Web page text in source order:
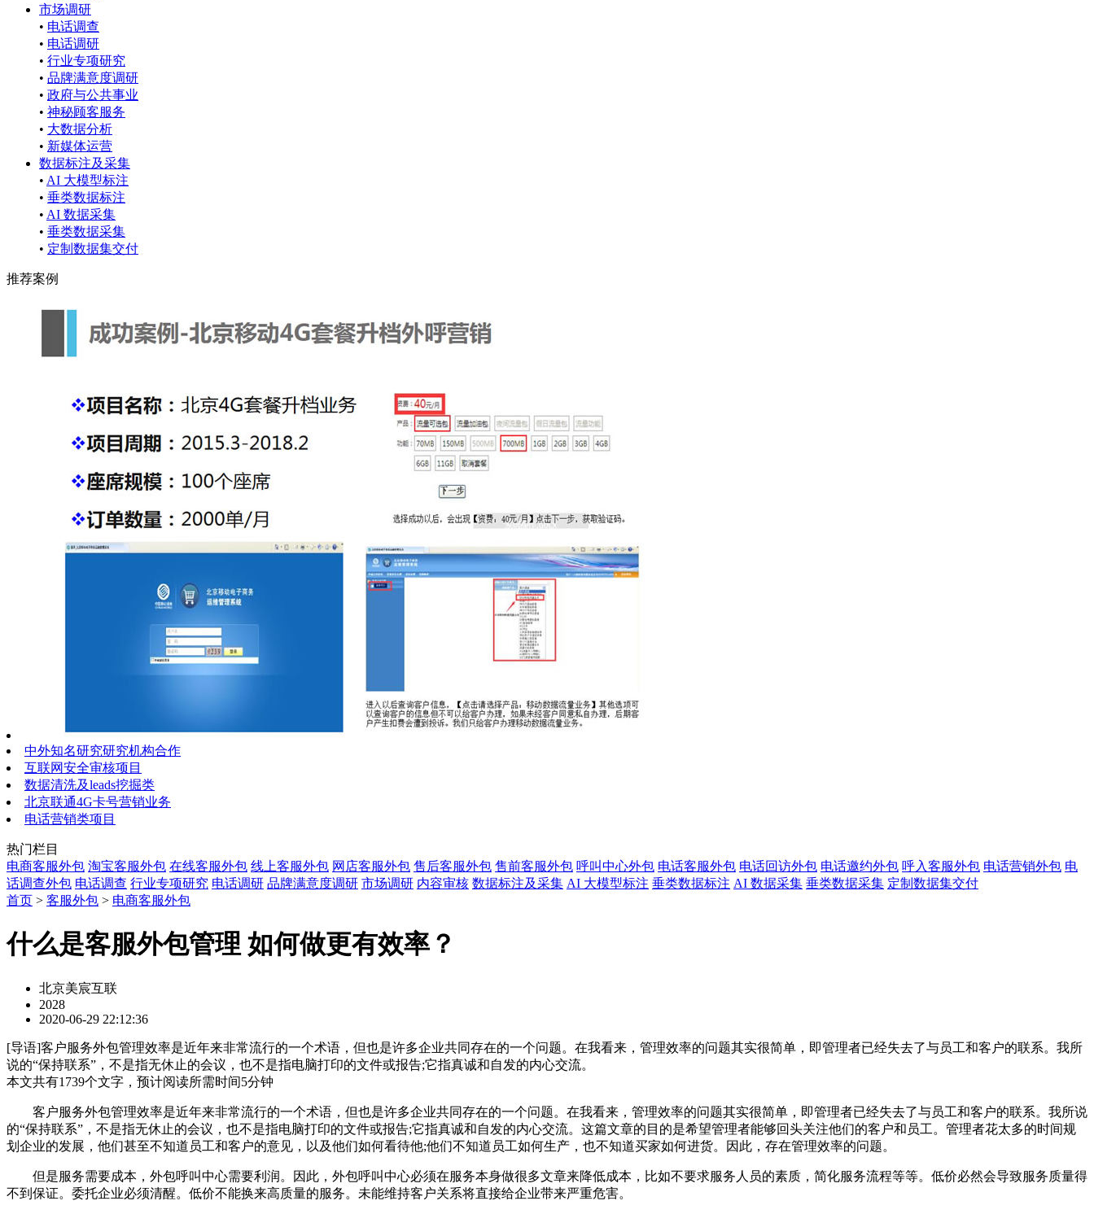
市场调研
• 电话调查
• 电话调研
• 行业专项研究
• 品牌满意度调研
• 政府与公共事业
• 神秘顾客服务
• 大数据分析
• 新媒体运营
数据标注及采集
• AI 大模型标注
• 垂类数据标注
• AI 数据采集
• 垂类数据采集
• 定制数据集交付
推荐案例
中外知名研究研究机构合作
互联网安全审核项目
数据清洗及leads挖掘类
北京联通4G卡号营销业务
电话营销类项目
热门栏目
电商客服外包 淘宝客服外包 在线客服外包 线上客服外包 网店客服外包 售后客服外包 售前客服外包 呼叫中心外包 电话客服外包 电话回访外包 电话邀约外包 呼入客服外包 电话营销外包 电
话调查外包 电话调查 行业专项研究 电话调研 品牌满意度调研 市场调研 内容审核 数据标注及采集 AI 大模型标注 垂类数据标注 AI 数据采集 垂类数据采集 定制数据集交付
首页 > 客服外包 > 电商客服外包
什么是客服外包管理 如何做更有效率？
北京美宸互联
2028
2020-06-29 22:12:36
[导语]客户服务外包管理效率是近年来非常流行的一个术语，但也是许多企业共同存在的一个问题。在我看来，管理效率的问题其实很简单，即管理者已经失去了与员工和客户的联系。我所
说的“保持联系”，不是指无休止的会议，也不是指电脑打印的文件或报告;它指真诚和自发的内心交流。
本文共有1739个文字，预计阅读所需时间5分钟
客户服务外包管理效率是近年来非常流行的一个术语，但也是许多企业共同存在的一个问题。在我看来，管理效率的问题其实很简单，即管理者已经失去了与员工和客户的联系。我所说
的“保持联系”，不是指无休止的会议，也不是指电脑打印的文件或报告;它指真诚和自发的内心交流。这篇文章的目的是希望管理者能够回头关注他们的客户和员工。管理者花太多的时间规
划企业的发展，他们甚至不知道员工和客户的意见，以及他们如何看待他;他们不知道员工如何生产，也不知道买家如何进货。因此，存在管理效率的问题。
但是服务需要成本，外包呼叫中心需要利润。因此，外包呼叫中心必须在服务本身做很多文章来降低成本，比如不要求服务人员的素质，简化服务流程等等。低价必然会导致服务质量得
不到保证。委托企业必须清醒。低价不能换来高质量的服务。未能维持客户关系将直接给企业带来严重危害。